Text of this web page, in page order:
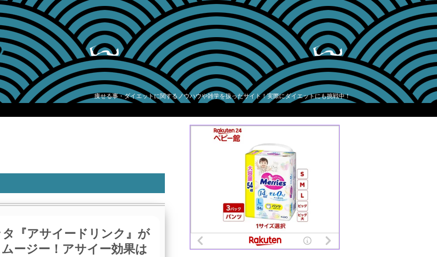
痩せる事・ダイエットに関するノウハウや雑学を扱ったサイト！実際にダイエットにも挑戦中！
『アサイードリンク』が
ージー！アサイー効果は